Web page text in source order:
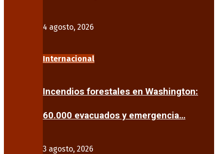
4 agosto, 2026
Internacional
Incendios forestales en Washington:
60.000 evacuados y emergencia…
3 agosto, 2026